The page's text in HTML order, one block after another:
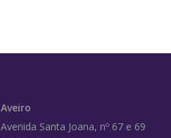
Aveiro
Avenida Santa Joana, nº 67 e 69